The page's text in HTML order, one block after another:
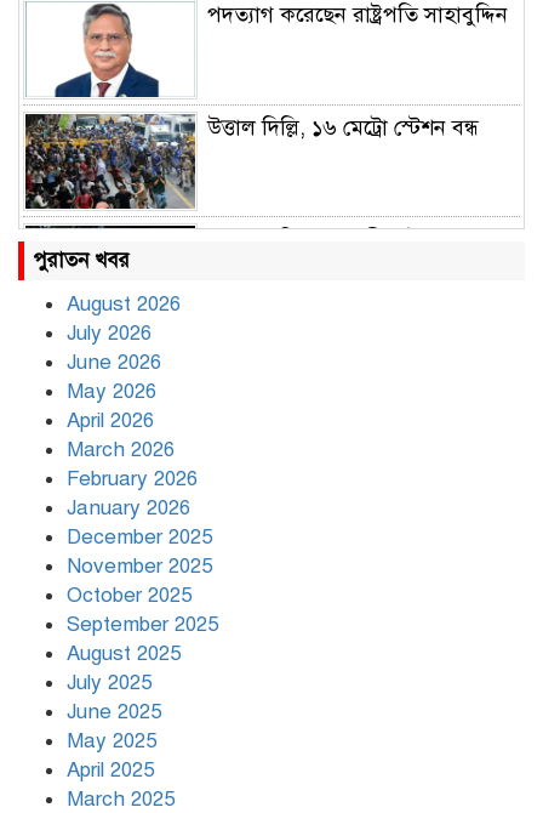
পদত্যাগ করেছেন রাষ্ট্রপতি সাহাবুদ্দিন
উত্তাল দিল্লি, ১৬ মেট্রো স্টেশন বন্ধ
বৃষ্টি থামার নাম নেই, পথে পথে
পুরাতন খবর
August 2026
July 2026
June 2026
May 2026
April 2026
March 2026
February 2026
January 2026
December 2025
November 2025
October 2025
September 2025
August 2025
July 2025
June 2025
May 2025
April 2025
March 2025